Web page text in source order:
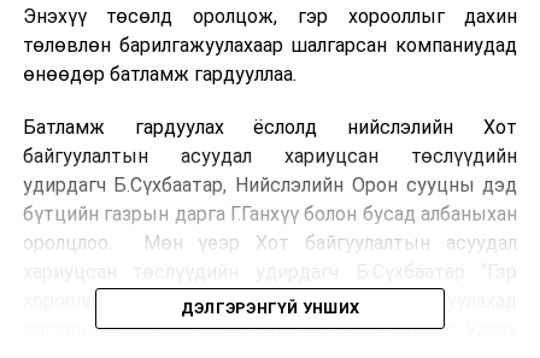
Энэхүү төсөлд оролцож, гэр хорооллыг дахин
төлөвлөн барилгажуулахаар шалгарсан компаниудад
өнөөдөр батламж гардууллаа.
Батламж гардуулах ёслолд нийслэлийн Хот
байгуулалтын асуудал хариуцсан төслүүдийн
удирдагч Б.Сүхбаатар, Нийслэлийн Орон сууцны дэд
бүтцийн газрын дарга Г.Ганхүү болон бусад албаныхан
оролцлоо. Мөн үеэр Хот байгуулалтын асуудал
хорооллыг дахин төлөвлөн барилгажуулахад
иргэдийн оролцоо амин сүнс нь болж байдаг. Удаах
ДЭЛГЭРЭНГҮЙ УНШИХ